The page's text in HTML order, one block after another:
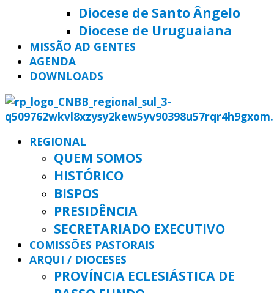
Diocese de Santo Ângelo
Diocese de Uruguaiana
MISSÃO AD GENTES
AGENDA
DOWNLOADS
REGIONAL
QUEM SOMOS
HISTÓRICO
BISPOS
PRESIDÊNCIA
SECRETARIADO EXECUTIVO
COMISSÕES PASTORAIS
ARQUI / DIOCESES
PROVÍNCIA ECLESIÁSTICA DE